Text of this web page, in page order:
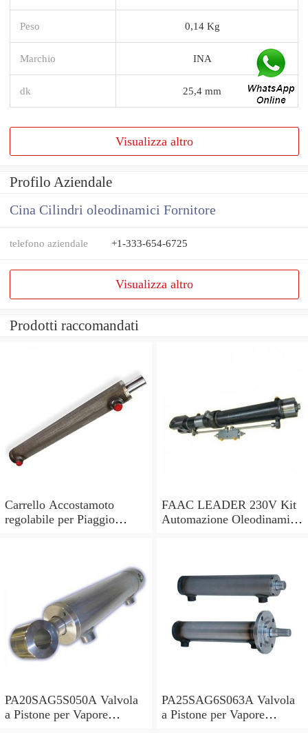
Peso 0,14 Kg
Marchio INA
dk 25,4 mm
Visualizza altro
Profilo Aziendale
Cina Cilindri oleodinamici Fornitore
telefono aziendale +1-333-654-6725
Visualizza altro
Prodotti raccomandati
Carrello Accostamoto
regolabile per Piaggio
FAAC LEADER 230V Kit
Automazione Oleodinamica
PA20SAG5S050A Valvola
a Pistone per Vapore
PA25SAG6S063A Valvola
a Pistone per Vapore